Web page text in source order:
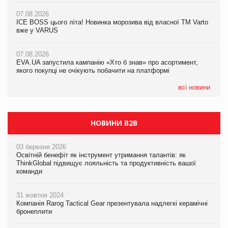
07.08.2026
ICE BOSS цього літа! Новинка морозива від власної ТМ Varto
вже у VARUS
07.08.2026
EVA.UA запустила кампанію «Хто б знав» про асортимент,
якого покупці не очікують побачити на платформі
всі новини
06.08.2026
Смачна новинка для хвостатих: у VARUS з’явилися паучі
05.08.2026
Мережа супермаркетів VARUS купує мережу магазинів
Продажі Hugo Boss впали на 9%
НОВИНИ B2B
03 березня 2026
Освітній бенефіт як інструмент утримання талантів: як
ThinkGlobal підвищує лояльність та продуктивність вашої
команди
31 жовтня 2024
Компанія Rarog Tactical Gear презентувала надлегкі керамічні
бронеплити